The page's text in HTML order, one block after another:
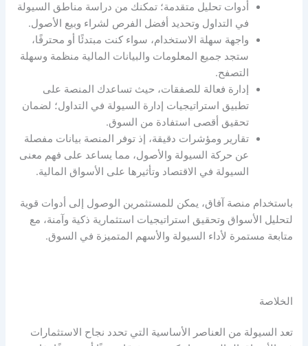
أدوات تحليل متقدمة؛ تمكنك من دراسة مناطق السيولة
في التداول وتحديد أفضل الفرص لشراء وبيع الأصول.
واجهة سهلة الاستخدام، سواء كنت مبتدئًا أو محترفًا،
ستجد جميع المعلومات والبيانات المالية منظمة وسهلة
التصفح.
إدارة فعالة للصفقات، حيث تساعدك المنصة على
تطبيق استراتيجيات إدارة السيولة في التداول ؛ لضمان
تحقيق أقصى استفادة من السوق.
تقارير ومؤشرات دقيقة، إذ توفر المنصة بيانات مفصلة
عن حركة السيولة والأصول، مما يساعد على فهممعنى
السيولة في الاقتصادوتأثيرها على الأسواق المالية.
باستخدام منصة آفاق، يمكن للمستثمرين الوصول إلى أدوات قوية
لتحليل الأسواق وتحقيق استراتيجيات استثمارية ذكية وآمنة، مع
متابعة مستمرة لأداء السيولةوالأسهم المتميزة في السوق.
الخلاصة
تعد السيولةمن العناصر الأساسية التي تحدد نجاح الاستثمارات